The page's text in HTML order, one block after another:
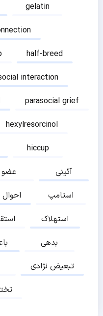
gelatin
half-breed
interaction
parasocial grief
hexylresorcinol
hiccup
عضو
آئینی
استامپ
استهلاک
بدهی
تبعیض نژادی